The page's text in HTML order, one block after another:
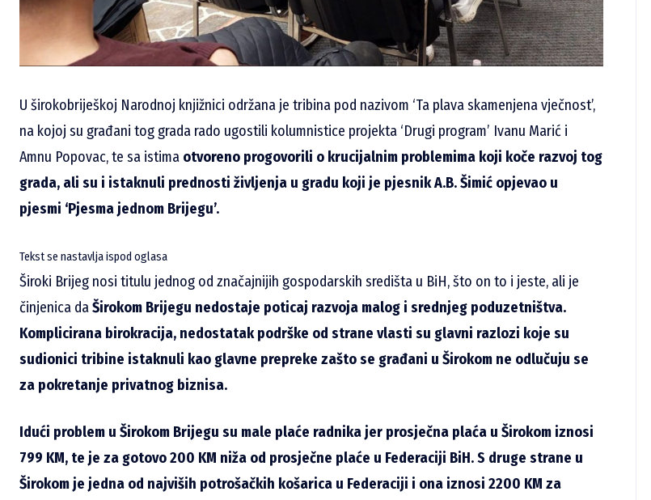
U širokobriješkoj Narodnoj knjižnici održana je tribina pod nazivom ‘Ta plava skamenjena vječnost’,
na kojoj su građani tog grada rado ugostili kolumnistice projekta ‘Drugi program’ Ivanu Marić i
Amnu Popovac, te sa istima otvoreno progovorili o krucijalnim problemima koji koče razvoj tog
grada, ali su i istaknuli prednosti življenja u gradu koji je pjesnik A.B. Šimić opjevao u
pjesmi ‘Pjesma jednom Brijegu’.
Tekst se nastavlja ispod oglasa
Široki Brijeg nosi titulu jednog od značajnijih gospodarskih središta u BiH, što on to i jeste, ali je
činjenica daŠirokom Brijegu nedostaje poticaj razvoja malog i srednjeg poduzetništva.
Komplicirana birokracija, nedostatak podrške od strane vlasti su glavni razlozi koje su
sudionici tribine istaknuli kao glavne prepreke zašto se građani u Širokom ne odlučuju se
za pokretanje privatnog biznisa.
Idući problem u Širokom Brijegu su male plaće radnika jer prosječna plaća u Širokom iznosi
799 KM, te je za gotovo 200 KM niža od prosječne plaće u Federaciji BiH. S druge strane u
Širokom je jedna od najviših potrošačkih košarica u Federaciji i ona iznosi 2200 KM za